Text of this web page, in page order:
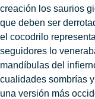
creación los saurios
que deben ser
el cocodrilo
seguidores lo
mandíbulas del
cualidades sombrías
una versión más